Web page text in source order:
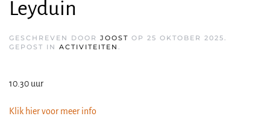
Leyduin
GESCHREVEN DOOR JOOST OP 25 OKTOBER 2025.
GEPOST IN ACTIVITEITEN .
10.30 uur
Klik hier voor meer info